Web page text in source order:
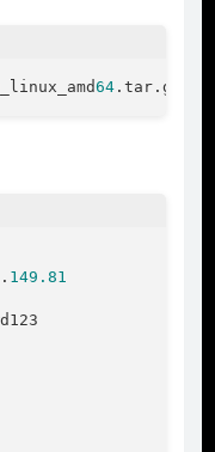
_linux_amd64 .tar.gz
. 149.81